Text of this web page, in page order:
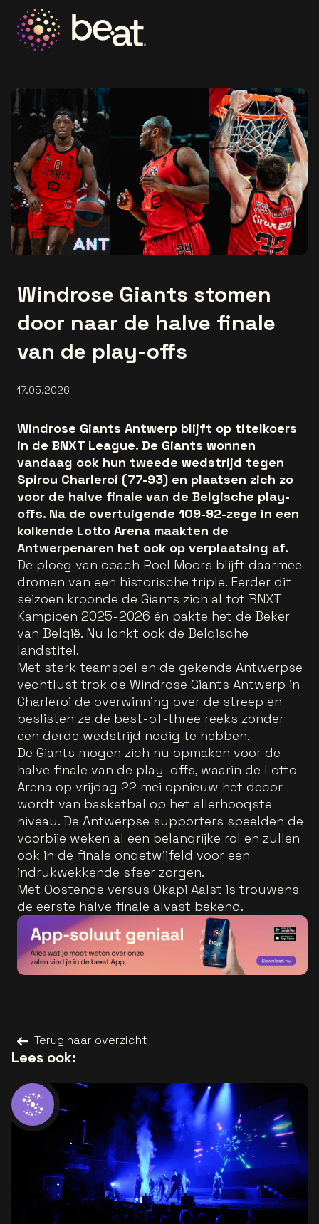
Windrose Giants stomen
door naar de halve finale
van de play-offs
17.05.2026
Windrose Giants Antwerp blijft op titelkoers
in de BNXT League. De Giants wonnen
vandaag ook hun tweede wedstrijd tegen
Spirou Charleroi (77-93) en plaatsen zich zo
voor de halve finale van de Belgische play-
offs. Na de overtuigende 109-92-zege in een
kolkende Lotto Arena maakten de
Antwerpenaren het ook op verplaatsing af.
De ploeg van coach Roel Moors blijft daarmee
dromen van een historische triple. Eerder dit
seizoen kroonde de Giants zich al tot BNXT
Kampioen 2025-2026 én pakte het de Beker
van België. Nu lonkt ook de Belgische
landstitel.
Met sterk teamspel en de gekende Antwerpse
vechtlust trok de Windrose Giants Antwerp in
Charleroi de overwinning over de streep en
beslisten ze de best-of-three reeks zonder
een derde wedstrijd nodig te hebben.
De Giants mogen zich nu opmaken voor de
halve finale van de play-offs, waarin de Lotto
Arena op vrijdag 22 mei opnieuw het decor
wordt van basketbal op het allerhoogste
niveau. De Antwerpse supporters speelden de
voorbije weken al een belangrijke rol en zullen
ook in de finale ongetwijfeld voor een
indrukwekkende sfeer zorgen.
Met Oostende versus Okapi Aalst is trouwens
de eerste halve finale alvast bekend.
Terug naar overzicht
Lees ook: